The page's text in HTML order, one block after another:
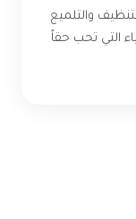
والتلميع
التي تحب حقاً